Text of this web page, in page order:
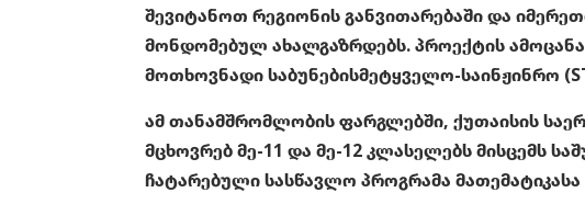
შევიტანოთ რეგიონის განვითარებაში და
მონდომებულ ახალგაზრდებს. პროექტის
მოთხოვნადი საბუნებისმეტყველო-საინჟინრო
ამ თანამშრომლობის ფარგლებში, ქუთაისის
მცხოვრებ მე-11 და მე-12 კლასელებს მისცემს
ჩატარებული სასწავლო პროგრამა